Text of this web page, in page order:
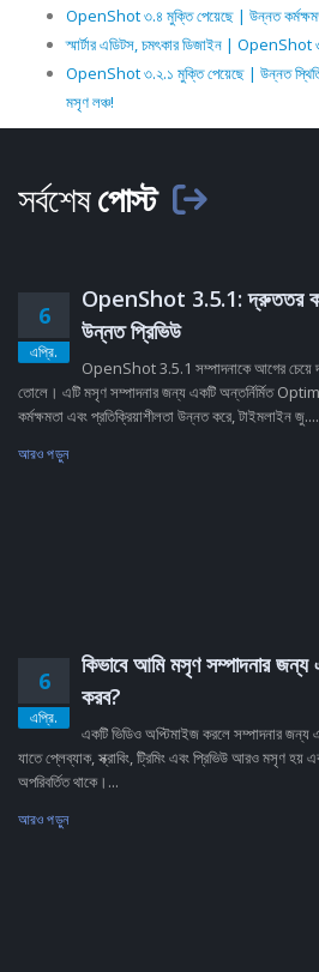
OpenShot ৩.৪ মুক্তি পেয়েছে | উন্নত
স্মার্টার এডিটস, চমৎকার ডিজাইন |
OpenShot ৩.২.১ মুক্তি পেয়েছে | উন্নত
মসৃণ লঞ্চ!
সর্বশেষপোস্ট
6
এপ্রি.
OpenShot 3.5.1: দ্রুততর
উন্নত প্রিভিউ
OpenShot 3.5.1 সম্পাদনাকে আগের চেয়ে
তোলে। এটি মসৃণ সম্পাদনার জন্য একটি অন্তর্নির্মিত
কর্মক্ষমতা এবং প্রতিক্রিয়াশীলতা উন্নত করে, টাইমলাইন
আরও পড়ুন
6
এপ্রি.
কিভাবে আমি মসৃণ সম্পাদনার জন্য
করব?
একটি ভিডিও অপ্টিমাইজ করলে সম্পাদনার
যাতে প্লেব্যাক, স্ক্রাবিং, ট্রিমিং এবং প্রিভিউ আরও মসৃণ
অপরিবর্তিত থাকে।...
আরও পড়ুন